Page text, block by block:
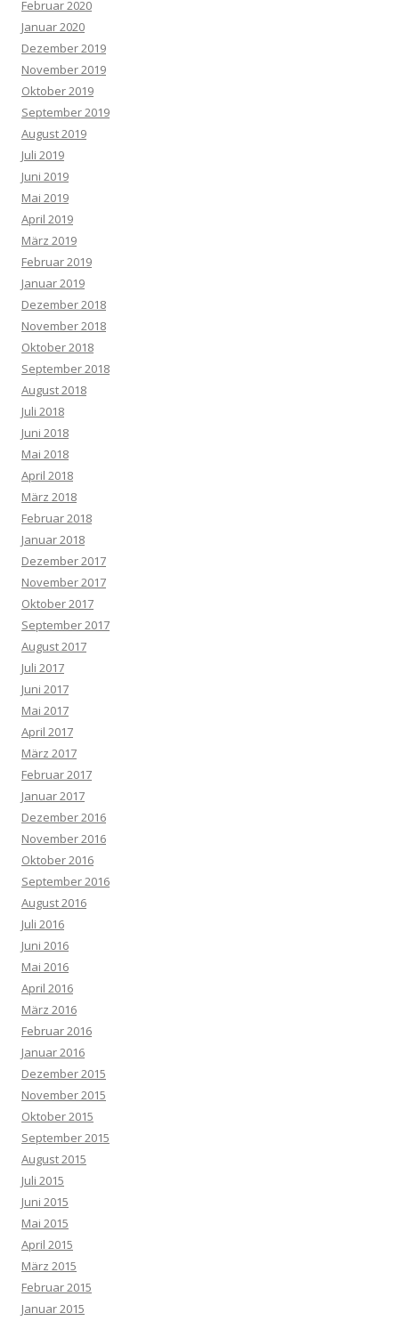
Februar 2020
Januar 2020
Dezember 2019
November 2019
Oktober 2019
September 2019
August 2019
Juli 2019
Juni 2019
Mai 2019
April 2019
März 2019
Februar 2019
Januar 2019
Dezember 2018
November 2018
Oktober 2018
September 2018
August 2018
Juli 2018
Juni 2018
Mai 2018
April 2018
März 2018
Februar 2018
Januar 2018
Dezember 2017
November 2017
Oktober 2017
September 2017
August 2017
Juli 2017
Juni 2017
Mai 2017
April 2017
März 2017
Februar 2017
Januar 2017
Dezember 2016
November 2016
Oktober 2016
September 2016
August 2016
Juli 2016
Juni 2016
Mai 2016
April 2016
März 2016
Februar 2016
Januar 2016
Dezember 2015
November 2015
Oktober 2015
September 2015
August 2015
Juli 2015
Juni 2015
Mai 2015
April 2015
März 2015
Februar 2015
Januar 2015